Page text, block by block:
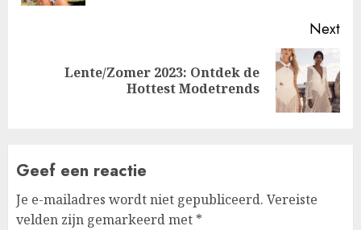
Next
Lente/Zomer 2023: Ontdek de
Hottest Modetrends
Geef een reactie
Je e-mailadres wordt niet gepubliceerd. Vereiste
velden zijn gemarkeerd met *